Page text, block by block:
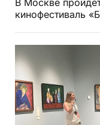
В Москве
кинофестиваль